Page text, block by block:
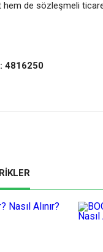
hem de sözleşmeli
4816250